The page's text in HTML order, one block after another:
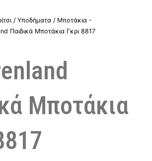
/ Υποδήματα / Μποτάκια -
Παιδικά Μποτάκια Γκρι 8817
Μποτάκια